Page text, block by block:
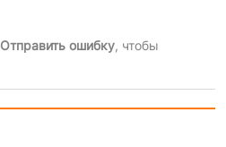
Отправить ошибку, чтобы